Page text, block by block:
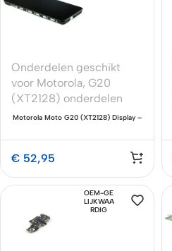
Onderdelen geschikt
voor Motorola, G20
(XT2128) onderdelen
Motorola Moto G20 (XT2128) Display –
€ 52,95
OEM-GE
LIJKWAA
RDIG